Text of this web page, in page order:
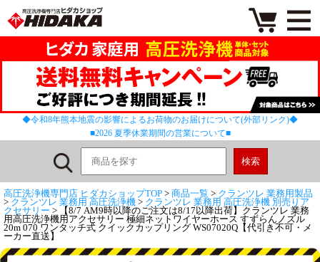
◆令和8年熊本地震の影響によるお荷物のお届けについて(外部リンク)◆
■2026 夏季休業期間の営業について■
高圧洗浄機専門店 ヒダカショップTOP > 商品一覧 > クランツレ 業務用製品
> クランツレ 業務用 高圧洗浄機 > クランツレ 業務用 高圧洗浄機 別売りア
クセサリー > 【8/7 AM9時以降のご注文は8/17以降出荷】クランツレ 業務
用高圧洗浄機用アクセサリー 極細ネットワイヤーホース すずらんノズル
20m 070 ワンタッチ式 クイックカップリング WS07020Q【代引き不可・メ
ーカー直送】